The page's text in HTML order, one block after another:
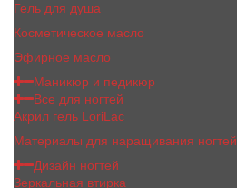
Гель для душа
Косметическое масло
Эфирное масло
Маникюр и педикюр
Все для ногтей
Акрил гель LoriLac
Материалы для наращивания ногтей
Дизайн ногтей
Зеркальная втирка